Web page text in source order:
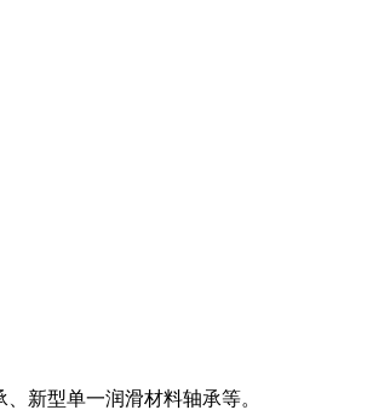
新型单一润滑材料轴承等。